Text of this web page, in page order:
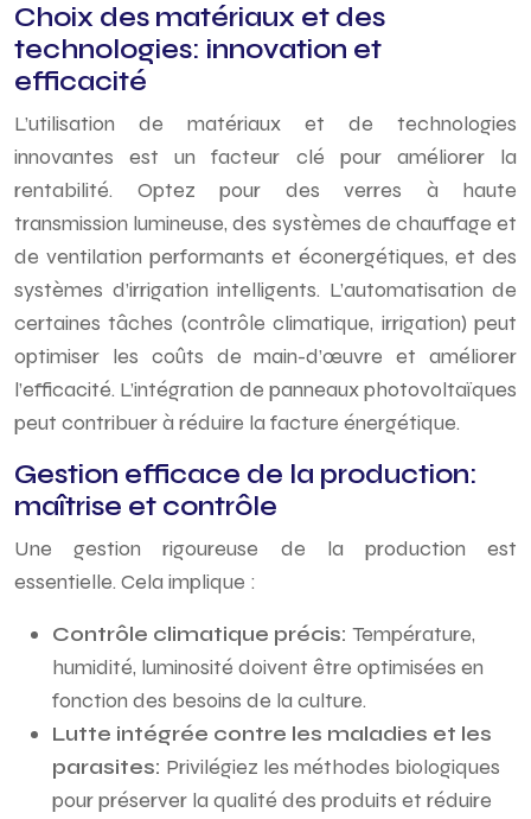
Choix des matériaux et des
technologies: innovation et
efficacité
L’utilisation de matériaux et de technologies
innovantes est un facteur clé pour améliorer la
rentabilité. Optez pour des verres à haute
transmission lumineuse, des systèmes de chauffage et
de ventilation performants et éconergétiques, et des
systèmes d’irrigation intelligents. L’automatisation de
certaines tâches (contrôle climatique, irrigation) peut
optimiser les coûts de main-d’œuvre et améliorer
l’efficacité. L’intégration de panneaux photovoltaïques
peut contribuer à réduire la facture énergétique.
Gestion efficace de la production:
maîtrise et contrôle
Une gestion rigoureuse de la production est
essentielle. Cela implique :
Contrôle climatique précis: Température,
humidité, luminosité doivent être optimisées en
fonction des besoins de la culture.
Lutte intégrée contre les maladies et les
parasites: Privilégiez les méthodes biologiques
pour préserver la qualité des produits et réduire